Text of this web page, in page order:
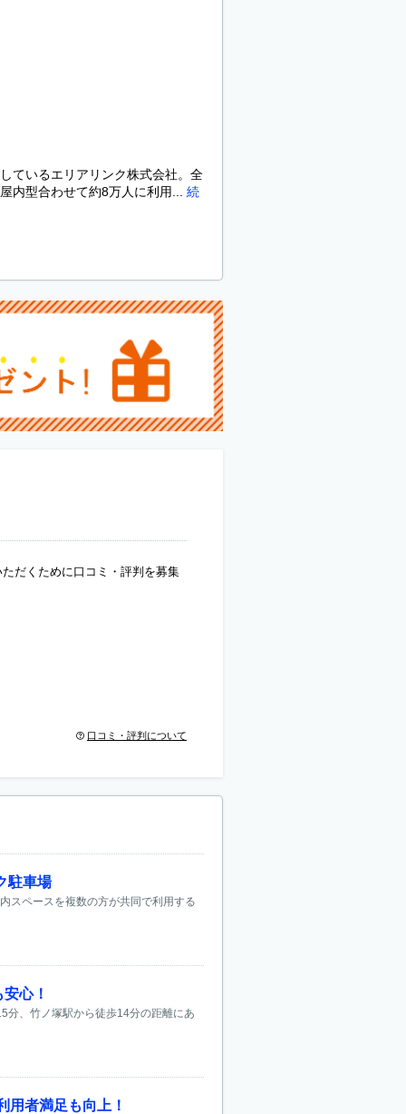
ているエリアリンク株式会社。全
内型合わせて約8万人に利用...
続
だくために口コミ・評判を募集
口コミ・評判について
駐車場
スペースを複数の方が共同で利用する
心！
分、竹ノ塚駅から徒歩14分の距離にあ
用者満足も向上！